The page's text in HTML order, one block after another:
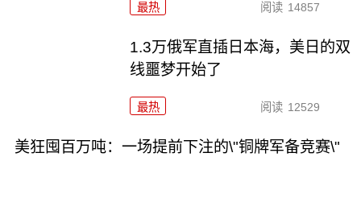
最热 阅读 14857
1.3万俄军直插日本海，美日的双
线噩梦开始了
最热 阅读 12529
美狂囤百万吨：一场提前下注的\"铜牌军备竞赛\"